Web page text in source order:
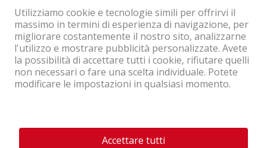
Un'azienda del Gruppo Coop